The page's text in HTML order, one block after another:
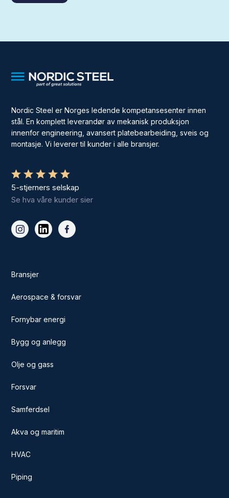
Nordic Steel er Norges ledende kompetansesenter innen
stål. En komplett leverandør av mekanisk produksjon
innenfor engineering, avansert platebearbeiding, sveis og
montasje. Vi leverer til kunder i alle bransjer.
5-stjerners selskap
Se hva våre kunder sier
Bransjer
Aerospace & forsvar
Fornybar energi
Bygg og anlegg
Olje og gass
Forsvar
Samferdsel
Akva og maritim
HVAC
Piping